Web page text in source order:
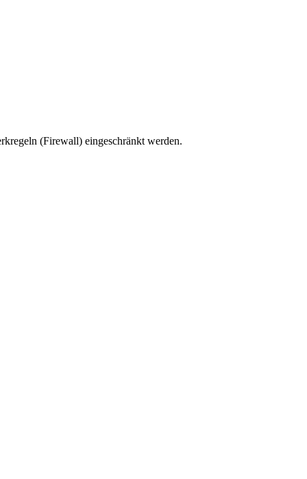
(Firewall) eingeschränkt werden.